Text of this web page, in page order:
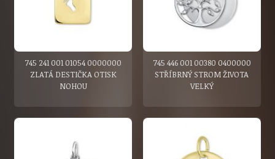
745 241 001 01054 0000000
ZLATÁ DESTIČKA OTISK
NOHOU
745 446 001 00380 0400000
STŘÍBRNÝ STROM ŽIVOTA
VELKÝ